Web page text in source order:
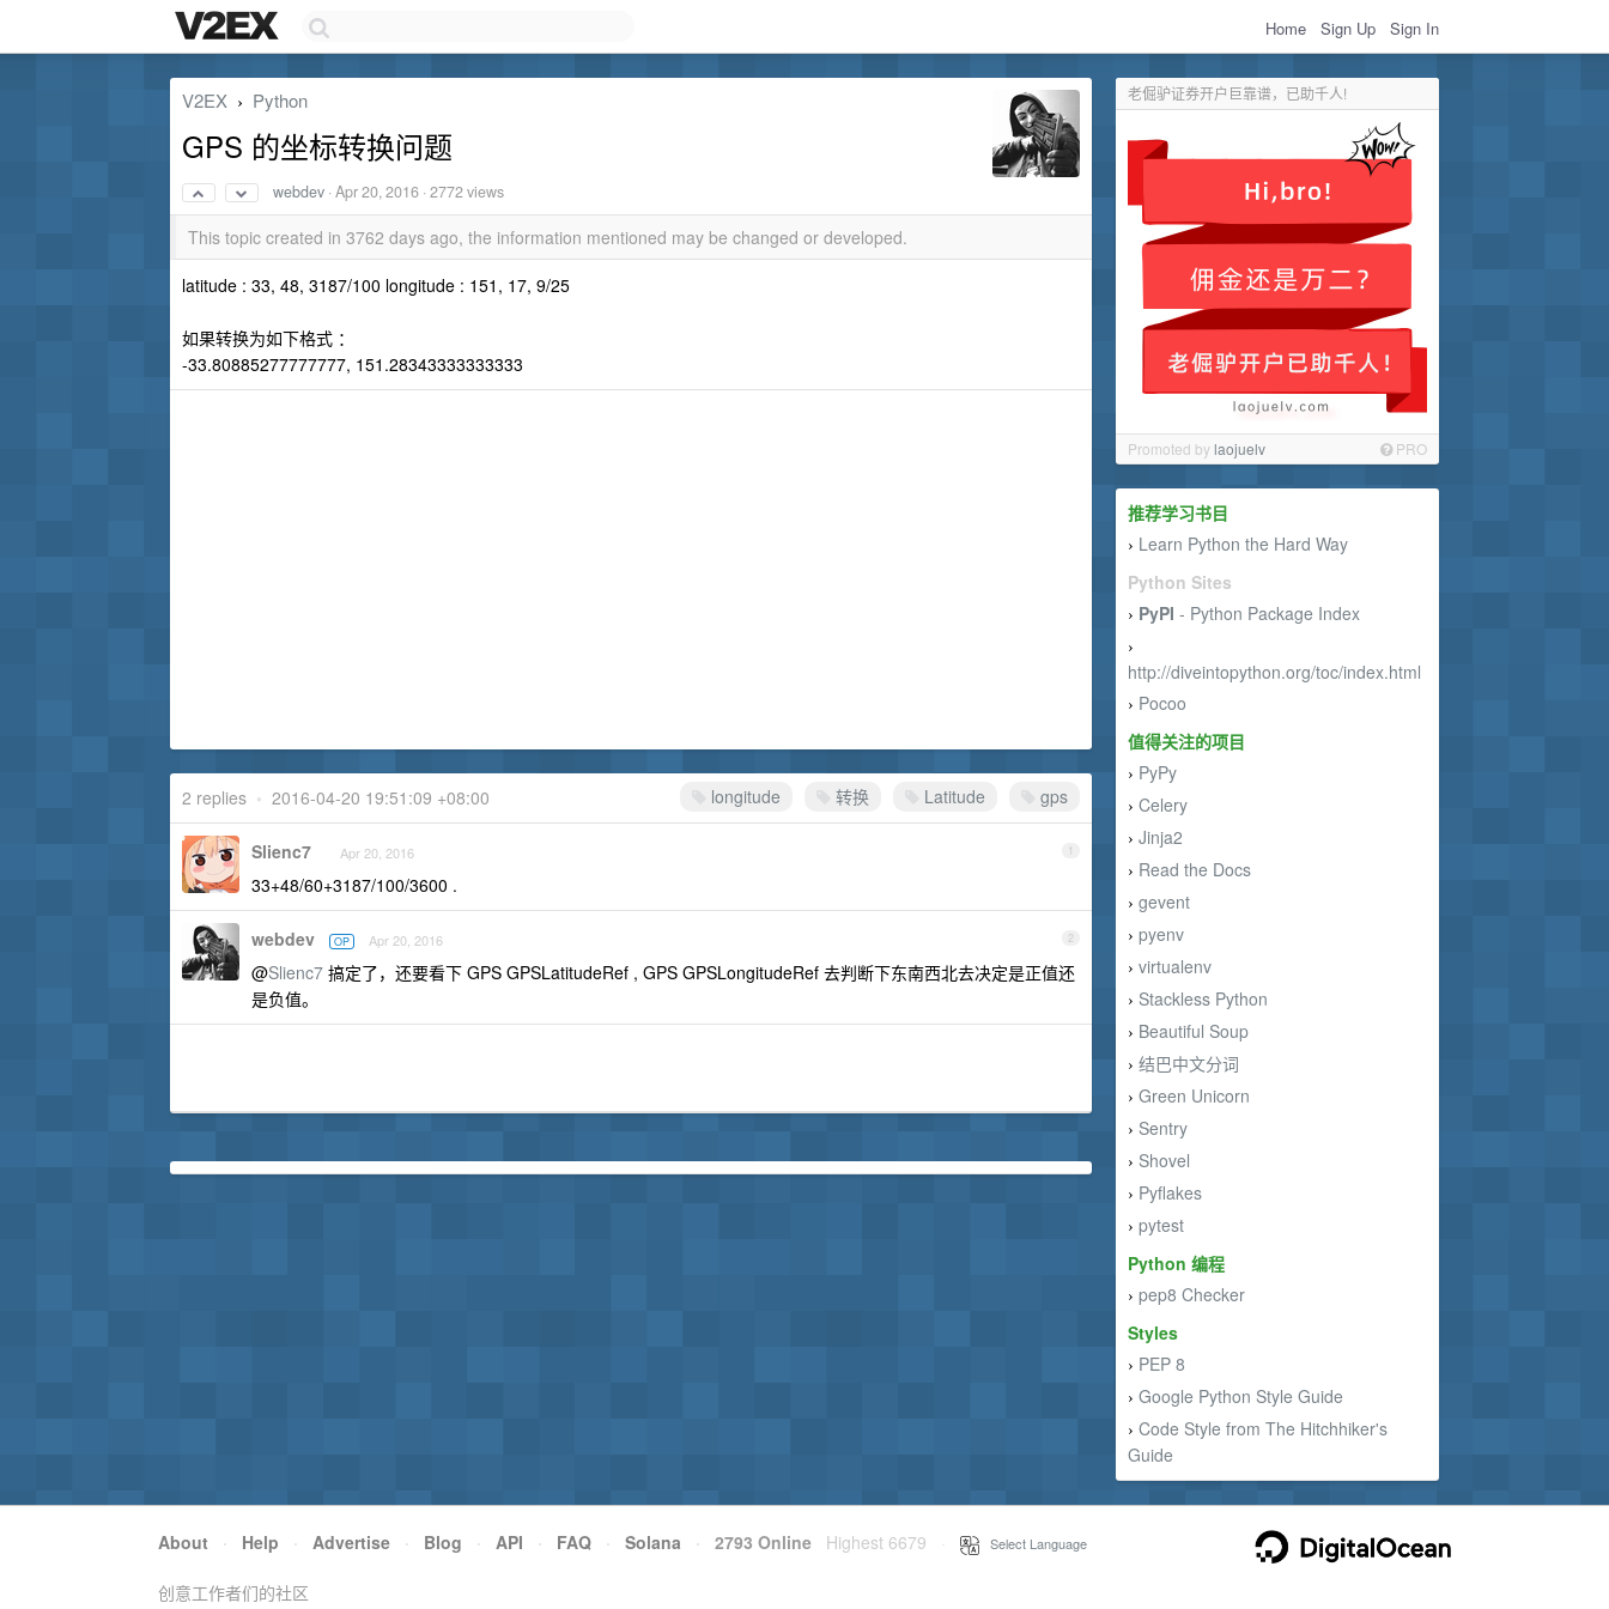
Home Sign Up Sign In
老倔驴证券开户巨靠谱，已助千人!
Promoted bylaojuelv PRO
推荐学习书目
› Learn Python the Hard Way
Python Sites
› PyPI - Python Package Index
›
http://diveintopython.org/toc/index.html
› Pocoo
值得关注的项目
› PyPy
› Celery
› Jinja2
› Read the Docs
› gevent
› pyenv
› virtualenv
› Stackless Python
› Beautiful Soup
› 结巴中文分词
› Green Unicorn
› Sentry
› Shovel
› Pyflakes
› pytest
Python 编程
› pep8 Checker
Styles
› PEP 8
› Google Python Style Guide
› Code Style from The Hitchhiker's
Guide
V2EX › Python
GPS 的坐标转换问题
webdev ·Apr 20, 2016 · 2772 views
This topic created in 3762 days ago, the information mentioned may be changed or developed.
latitude : 33, 48, 3187/100 longitude : 151, 17, 9/25
如果转换为如下格式 ：
-33.80885277777777, 151.28343333333333
longitude 转换 Latitude gps
2 replies • 2016-04-20 19:51:09 +08:00
1
Slienc7 Apr 20, 2016
33+48/60+3187/100/3600 .
2
webdev OP Apr 20, 2016
@Slienc7 搞定了，还要看下 GPS GPSLatitudeRef , GPS GPSLongitudeRef 去判断下东南西北去决定是正值还
是负值。
About · Help · Advertise · Blog · API · FAQ · Solana · 2793 Online Highest 6679 Select Language
创意工作者们的社区